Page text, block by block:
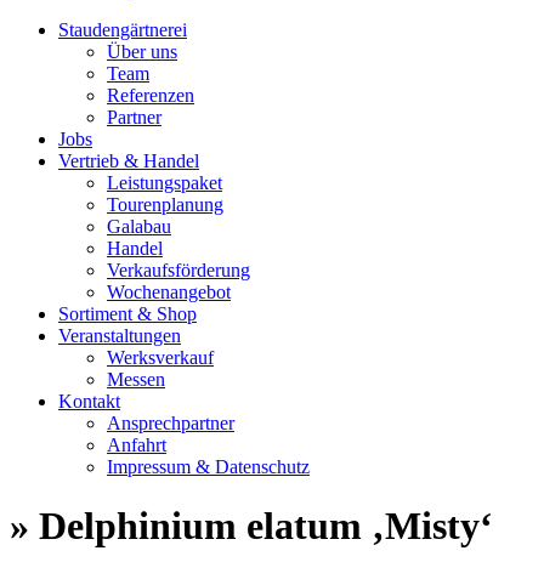
Staudengärtnerei
Über uns
Team
Referenzen
Partner
Jobs
Vertrieb & Handel
Leistungspaket
Tourenplanung
Galabau
Handel
Verkaufsförderung
Wochenangebot
Sortiment & Shop
Veranstaltungen
Werksverkauf
Messen
Kontakt
Ansprechpartner
Anfahrt
Impressum & Datenschutz
» Delphinium elatum ‚Misty‘